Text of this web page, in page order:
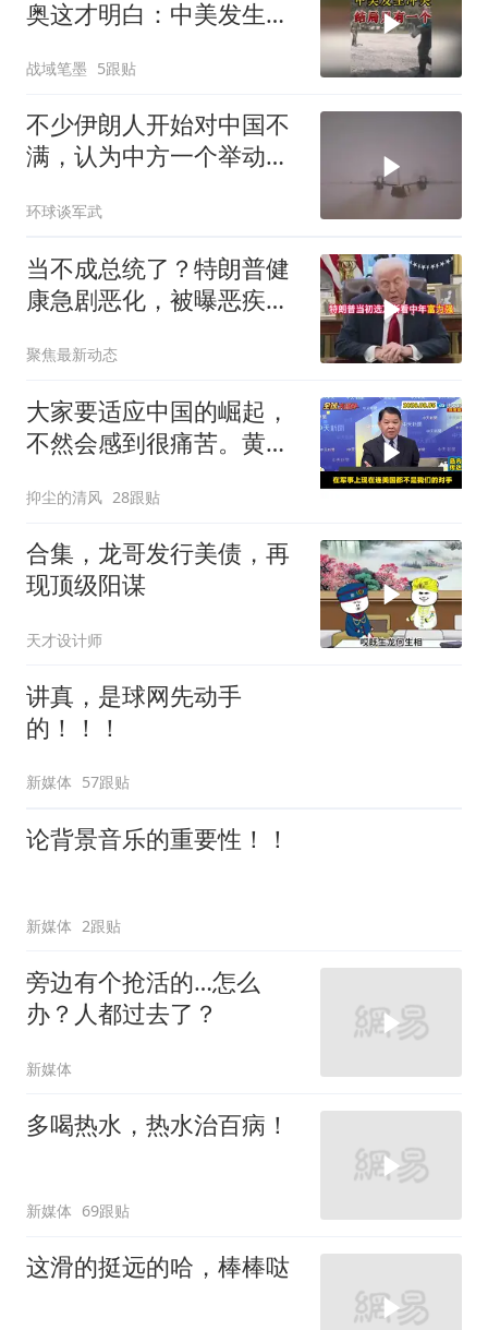
奥这才明白：中美发生冲
战域笔墨 5跟贴
不少伊朗人开始对中国不
满，认为中方一个举动，
环球谈军武
当不成总统了？特朗普健
康急剧恶化，被曝恶疾缠
聚焦最新动态
大家要适应中国的崛起，
不然会感到很痛苦。黄征
抑尘的清风 28跟贴
合集，龙哥发行美债，再
现顶级阳谋
天才设计师
讲真，是球网先动手
的！！！
新媒体 57跟贴
论背景音乐的重要性！！
新媒体 2跟贴
旁边有个抢活的…怎么
办？人都过去了？
新媒体
多喝热水，热水治百病！
新媒体 69跟贴
这滑的挺远的哈，棒棒哒